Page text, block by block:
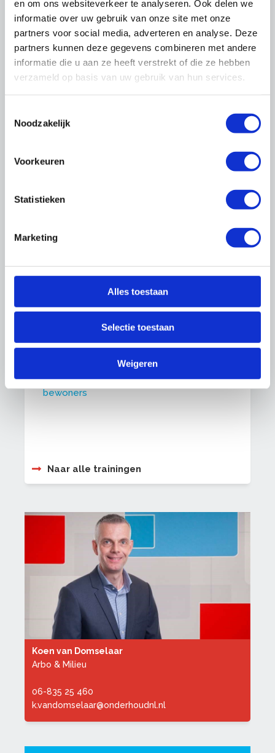
en om ons websiteverkeer te analyseren. Ook delen we
informatie over uw gebruik van onze site met onze
partners voor social media, adverteren en analyse. Deze
partners kunnen deze gegevens combineren met andere
informatie die u aan ze heeft verstrekt of die ze hebben
verzameld op basis van uw gebruik van hun services.
Noodzakelijk
Voorkeuren
Statistieken
Marketing
Alles toestaan
Selectie toestaan
Weigeren
Lees ook de uitgebreide uitleg bij deze zes
bepalingen (alleen voor leden)
Meer over veilig werken
Arbeidsongeval melden
pensioen
Werken met gevaarlijke stoffen
Saneren asbesthoudende beglazingskit
Veilig werken met de hoogwerker
Basisveiligheid VCA
Omgaan met lastig en agressief gedrag van
bewoners
Naar alle trainingen
Koen van Domselaar
Arbo & Milieu
06-835 25 460
k.vandomselaar@onderhoudnl.nl